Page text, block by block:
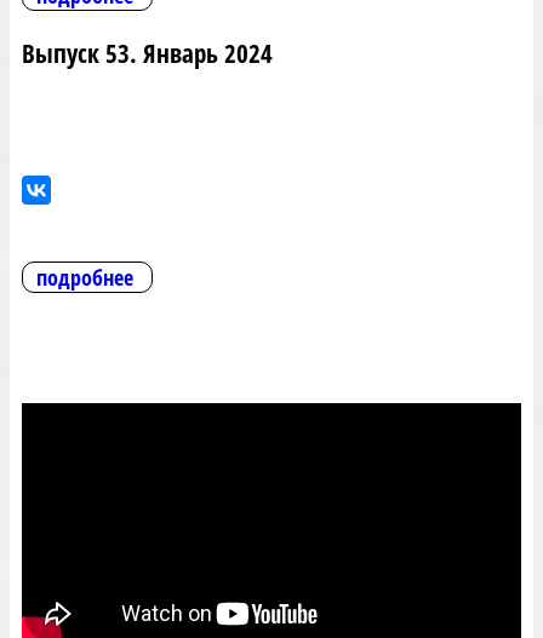
Выпуск 53. Январь 2024
подробнее